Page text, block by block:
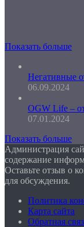
Показать больше
Негативные
06.09.2024
OGW Life –
07.01.2024
Показать больше
Администрация
содержание
Оставьте отзыв о
для обсуждения.
Политика
Карта сайта
Обратная